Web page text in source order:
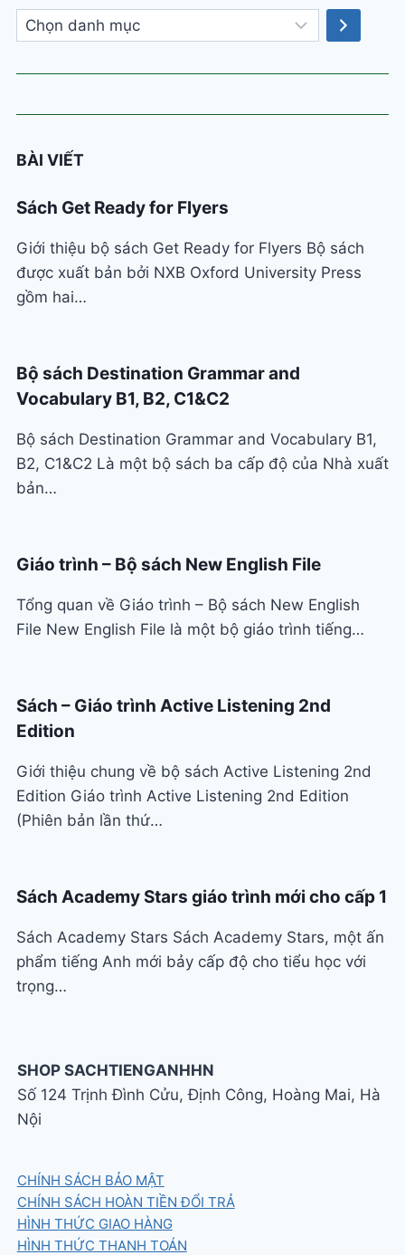
Chọn
danh
mục
BÀI VIẾT
Sách Get Ready for Flyers
Giới thiệu bộ sách Get Ready for Flyers Bộ sách
được xuất bản bởi NXB Oxford University Press
gồm hai…
Bộ sách Destination Grammar and
Vocabulary B1, B2, C1&C2
Bộ sách Destination Grammar and Vocabulary B1,
B2, C1&C2 Là một bộ sách ba cấp độ của Nhà xuất
bản…
Giáo trình – Bộ sách New English File
Tổng quan về Giáo trình – Bộ sách New English
File New English File là một bộ giáo trình tiếng…
Sách – Giáo trình Active Listening 2nd
Edition
Giới thiệu chung về bộ sách Active Listening 2nd
Edition Giáo trình Active Listening 2nd Edition
(Phiên bản lần thứ…
Sách Academy Stars giáo trình mới cho cấp 1
Sách Academy Stars Sách Academy Stars, một ấn
phẩm tiếng Anh mới bảy cấp độ cho tiểu học với
trọng…
SHOP SACHTIENGANHHN
Số 124 Trịnh Đình Cửu, Định Công, Hoàng Mai, Hà
Nội
CHÍNH SÁCH BẢO MẬT
CHÍNH SÁCH HOÀN TIỀN ĐỔI TRẢ
HÌNH THỨC GIAO HÀNG
HÌNH THỨC THANH TOÁN